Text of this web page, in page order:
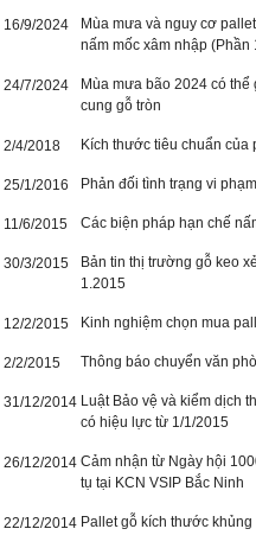
16/9/2024
Mùa mưa và nguy cơ
nấm mốc xâm nhập (Phần
24/7/2024
Mùa mưa bão 2024 có thể
cung gỗ tròn
2/4/2018 Kích thước tiêu chuẩn của
25/1/2016 Phản đối tình trạng vi
11/6/2015 Các biện pháp hạn chế
30/3/2015
Bản tin thị trường gỗ keo
1.2015
12/2/2015 Kinh nghiệm chọn mua
2/2/2015 Thông báo chuyển văn
31/12/2014 Luật Bảo vệ và kiểm dịch
có hiệu lực từ 1/1/2015
26/12/2014 Cảm nhận từ Ngày hội
tụ tại KCN VSIP Bắc Ninh
22/12/2014 Pallet gỗ kích thước khủng